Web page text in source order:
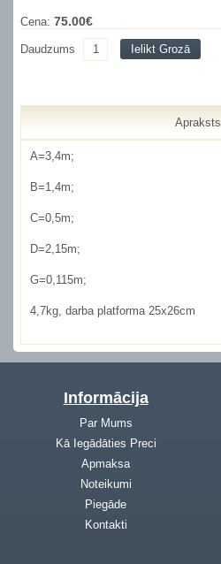
Cena: 75.00€
Daudzums Ielikt Grozā
Apraksts
A=3,4m;
B=1,4m;
C=0,5m;
D=2,15m;
G=0,115m;
4,7kg, darba platforma 25x26cm
Informācija
Par Mums
Kā Iegādāties Preci
Apmaksa
Noteikumi
Piegāde
Kontakti